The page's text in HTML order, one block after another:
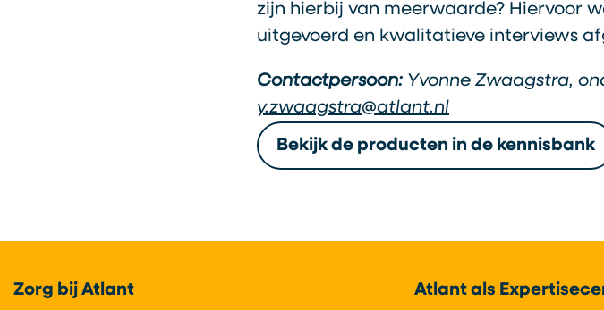
zijn hierbij van meerwaarde? Hiervoor
uitgevoerd en kwalitatieve interviews
Contactpersoon: Yvonne Zwaagstra,
y.zwaagstra@atlant.nl
Bekijk de producten in de kennisbank
Zorg bij Atlant
Atlant als